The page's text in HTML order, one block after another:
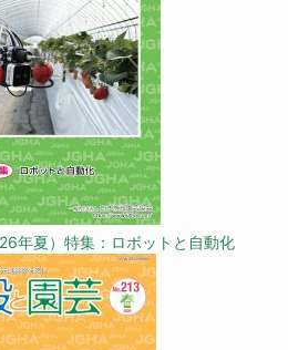
年夏）特集：ロボットと自動化